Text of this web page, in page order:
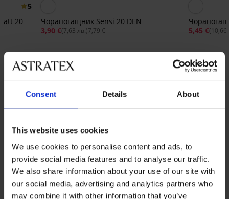
Consent Details About
This website uses cookies
We use cookies to personalise content and ads, to
provide social media features and to analyse our traffic.
We also share information about your use of our site with
our social media, advertising and analytics partners who
may combine it with other information that you’ve
5
20
Чорапогащник Sensi 20 DEN
3,90 €(7,63 лв.)7,79 €
5,45 €(10,66
От същата колекция Покажи